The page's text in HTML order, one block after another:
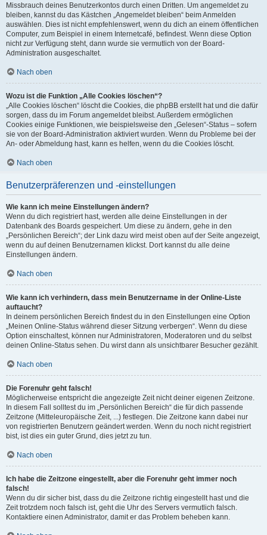
Missbrauch deines Benutzerkontos durch einen Dritten. Um angemeldet zu
bleiben, kannst du das Kästchen „Angemeldet bleiben“ beim Anmelden
auswählen. Dies ist nicht empfehlenswert, wenn du dich an einem öffentlichen
Computer, zum Beispiel in einem Internetcafé, befindest. Wenn diese Option
nicht zur Verfügung steht, dann wurde sie vermutlich von der Board-
Administration ausgeschaltet.
Nach oben
Wozu ist die Funktion „Alle Cookies löschen“?
„Alle Cookies löschen“ löscht die Cookies, die phpBB erstellt hat und die dafür
sorgen, dass du im Forum angemeldet bleibst. Außerdem ermöglichen
Cookies einige Funktionen, wie beispielsweise den „Gelesen“-Status – sofern
sie von der Board-Administration aktiviert wurden. Wenn du Probleme bei der
An- oder Abmeldung hast, kann es helfen, wenn du die Cookies löscht.
Nach oben
Benutzerpräferenzen und -einstellungen
Wie kann ich meine Einstellungen ändern?
Wenn du dich registriert hast, werden alle deine Einstellungen in der
Datenbank des Boards gespeichert. Um diese zu ändern, gehe in den
„Persönlichen Bereich“; der Link dazu wird meist oben auf der Seite angezeigt,
wenn du auf deinen Benutzernamen klickst. Dort kannst du alle deine
Einstellungen ändern.
Nach oben
Wie kann ich verhindern, dass mein Benutzername in der Online-Liste
auftaucht?
In deinem persönlichen Bereich findest du in den Einstellungen eine Option
„Meinen Online-Status während dieser Sitzung verbergen“. Wenn du diese
Option einschaltest, können nur Administratoren, Moderatoren und du selbst
deinen Online-Status sehen. Du wirst dann als unsichtbarer Besucher gezählt.
Nach oben
Die Forenuhr geht falsch!
Möglicherweise entspricht die angezeigte Zeit nicht deiner eigenen Zeitzone.
In diesem Fall solltest du im „Persönlichen Bereich“ die für dich passende
Zeitzone (Mitteleuropäische Zeit, ...) festlegen. Die Zeitzone kann dabei nur
von registrierten Benutzern geändert werden. Wenn du noch nicht registriert
bist, ist dies ein guter Grund, dies jetzt zu tun.
Nach oben
Ich habe die Zeitzone eingestellt, aber die Forenuhr geht immer noch
falsch!
Wenn du dir sicher bist, dass du die Zeitzone richtig eingestellt hast und die
Zeit trotzdem noch falsch ist, geht die Uhr des Servers vermutlich falsch.
Kontaktiere einen Administrator, damit er das Problem beheben kann.